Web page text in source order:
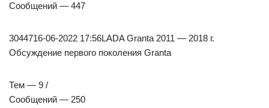
Сообщений — 447
3044716-06-2022 17:56LADA Granta 2011 — 2018 г.
Обсуждение первого поколения Granta
Тем — 9 /
Сообщений — 250